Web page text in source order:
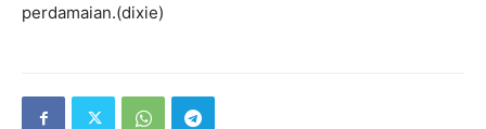
perdamaian.(dixie)